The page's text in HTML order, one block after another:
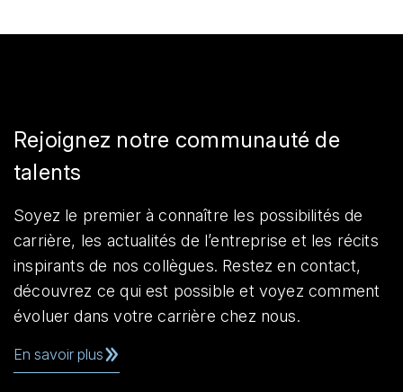
Rejoignez notre communauté de
talents
Soyez le premier à connaître les possibilités de
carrière, les actualités de l’entreprise et les récits
inspirants de nos collègues. Restez en contact,
découvrez ce qui est possible et voyez comment
évoluer dans votre carrière chez nous.
En savoir plus